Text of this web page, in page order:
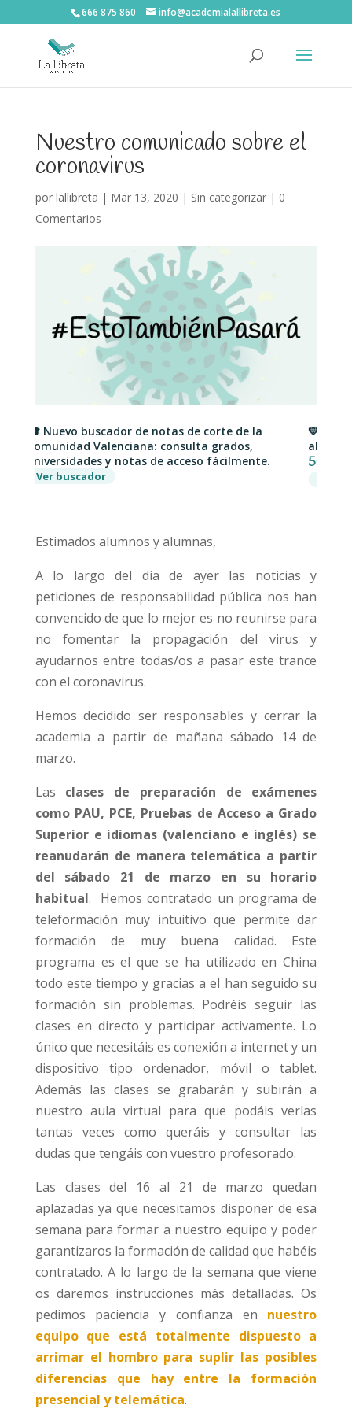
666 875 860 info@academialallibreta.es
Nuestro comunicado sobre el
coronavirus
por lallibreta | Mar 13, 2020 | Sin categorizar| 0
Comentarios
🎓 Nuevo buscador de notas de corte de la
Comunidad Valenciana: consulta grados,
universidades y notas de acceso fácilmente.
Ver buscador
💛
50%si te
Estimados alumnos y alumnas,
A lo largo del día de ayer las noticias y
peticiones de responsabilidad pública nos han
convencido de que lo mejor es no reunirse para
no fomentar la propagación del virus y
ayudarnos entre todas/os a pasar este trance
con el coronavirus.
Hemos decidido ser responsables y cerrar la
academia a partir de mañana sábado 14 de
marzo.
Las clases de preparación de exámenes
como PAU, PCE, Pruebas de Acceso a Grado
Superior e idiomas (valenciano e inglés) se
reanudarán de manera telemática a partir
del sábado 21 de marzo en su horario
habitual. Hemos contratado un programa de
teleformación muy intuitivo que permite dar
formación de muy buena calidad. Este
programa es el que se ha utilizado en China
todo este tiempo y gracias a el han seguido su
formación sin problemas. Podréis seguir las
clases en directo y participar activamente. Lo
único que necesitáis es conexión a internet y un
dispositivo tipo ordenador, móvil o tablet.
Además las clases se grabarán y subirán a
nuestro aula virtual para que podáis verlas
tantas veces como queráis y consultar las
dudas que tengáis con vuestro profesorado.
Las clases del 16 al 21 de marzo quedan
aplazadas ya que necesitamos disponer de esa
semana para formar a nuestro equipo y poder
garantizaros la formación de calidad que habéis
contratado. A lo largo de la semana que viene
os daremos instrucciones más detalladas. Os
pedimos paciencia y confianza en nuestro
equipo que está totalmente dispuesto a
arrimar el hombro para suplir las posibles
diferencias que hay entre la formación
presencial y telemática.